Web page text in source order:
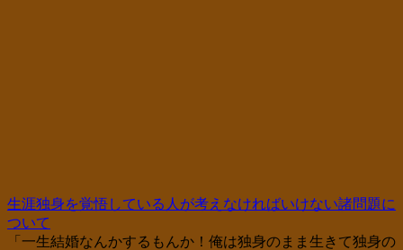
生涯独身を覚悟している人が考えなければいけない諸問題に
ついて
「一生結婚なんかするもんか！俺は独身のまま生きて独身の